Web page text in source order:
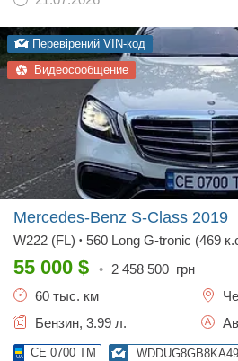
Перевірений VIN-код
Видеосообщение
Mercedes-Benz S-Class 2019
W222 (FL) • 560 Long G-tronic (469
55 000 $ • 2 458 500 грн
60 тыс. км
Бензин, 3.99 л.
CE 0700 TM